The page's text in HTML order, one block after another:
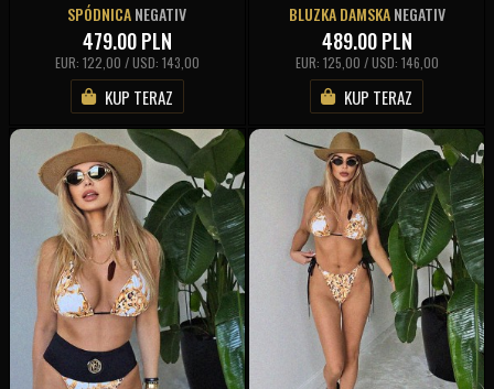
SPÓDNICANEGATIV
479.00PLN
EUR: 122,00 / USD: 143,00
KUP TERAZ
BLUZKA DAMSKANEGATIV
489.00PLN
EUR: 125,00 / USD: 146,00
KUP TERAZ